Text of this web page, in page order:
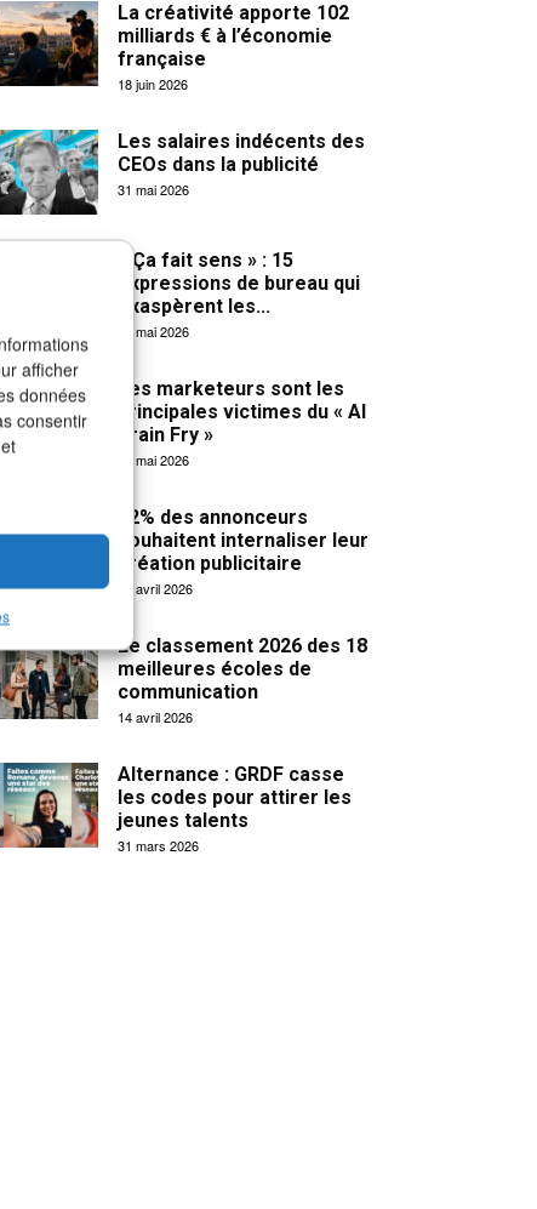
afficher
données
consentir
La créativité apporte 102
milliards € à l’économie
française
18 juin 2026
Les salaires indécents des
CEOs dans la publicité
31 mai 2026
« Ça fait sens » : 15
expressions de bureau qui
exaspèrent les...
27 mai 2026
Les marketeurs sont les
principales victimes du « AI
Brain Fry »
19 mai 2026
32% des annonceurs
souhaitent internaliser leur
création publicitaire
15 avril 2026
Le classement 2026 des 18
meilleures écoles de
communication
14 avril 2026
Alternance : GRDF casse
les codes pour attirer les
jeunes talents
31 mars 2026